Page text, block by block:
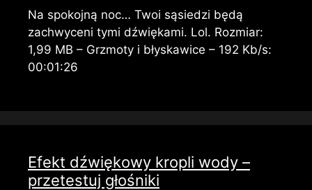
Na spokojną noc… Twoi sąsiedzi będą
zachwyceni tymi dźwiękami. Lol. Rozmiar:
1,99 MB – Grzmoty i błyskawice – 192 Kb/s:
00:01:26
Efekt dźwiękowy kropli wody –
przetestuj głośniki